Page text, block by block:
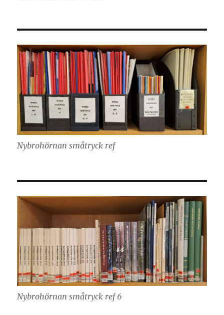
Nybrohörnan småtryck ref
Nybrohörnan småtryck ref 6